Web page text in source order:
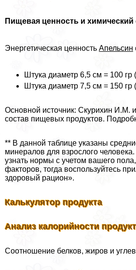
Пищевая ценность и химический
Энергетическая ценность Апельсин
Штука диаметр 6,5 см = 100 гр
Штука диаметр 7,5 см = 150 гр
Основной источник: Скурихин И.М.
состав пищевых продуктов.
** В данной таблице указаны
минералов для взрослого
узнать нормы с учетом вашего
факторов, тогда воспользуйтесь
здоровый рацион».
Калькулятор продукта
Анализ калорийности
Cоотношение белков, жиров и